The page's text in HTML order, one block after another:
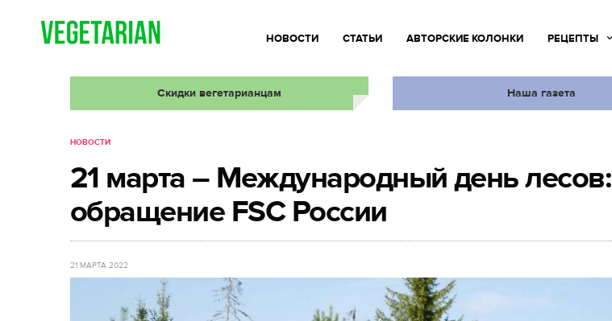
НОВОСТИ СТАТЬИ АВТОРСКИЕ КОЛОНКИ РЕЦЕПТЫ
Скидки вегетарианцам Наша газета
НОВОСТИ
21 марта – Международный день лесов:
обращение FSC России
21 МАРТА 2022